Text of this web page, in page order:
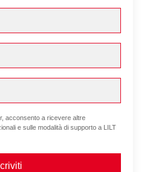
acconsento a ricevere altre
e sulle modalità di supporto a LILT